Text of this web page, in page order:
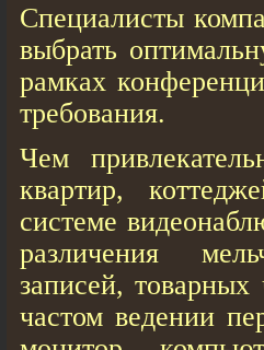
Специалисты
выбрать
рамках
требования.
Чем
квартир,
системе
различения
записей,
частом ведении